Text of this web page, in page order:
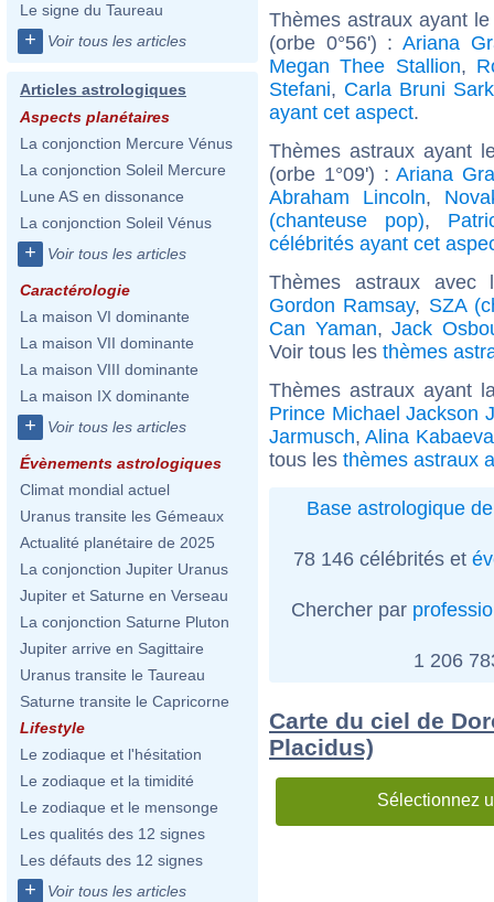
Le signe du Taureau
+ Voir tous les articles
Articles astrologiques
Aspects planétaires
La conjonction Mercure Vénus
La conjonction Soleil Mercure
Lune AS en dissonance
La conjonction Soleil Vénus
+ Voir tous les articles
Caractérologie
La maison VI dominante
La maison VII dominante
La maison VIII dominante
La maison IX dominante
+ Voir tous les articles
Évènements astrologiques
Climat mondial actuel
Uranus transite les Gémeaux
Actualité planétaire de 2025
La conjonction Jupiter Uranus
Jupiter et Saturne en Verseau
La conjonction Saturne Pluton
Jupiter arrive en Sagittaire
Uranus transite le Taureau
Saturne transite le Capricorne
Lifestyle
Le zodiaque et l'hésitation
Le zodiaque et la timidité
Le zodiaque et le mensonge
Les qualités des 12 signes
Les défauts des 12 signes
+ Voir tous les articles
Thèmes astraux ayant
(orbe 0°56') : Ariana
Megan Thee Stallion,
Stefani, Carla Bruni
ayant cet aspect.
Thèmes astraux ayant
(orbe 1°09') :Ariana
Abraham Lincoln,
(chanteuse pop),
célébrités ayant cet
Thèmes astraux
Gordon Ramsay, SZA
Can Yaman,Jack
Voir tous les thèmes
Thèmes astraux ayant
Prince Michael Jackson
Jarmusch,Alina Kabaeva
tous les thèmes astraux
Base astrologique
78 146 célébrités et
Chercher par
1 206
Carte du ciel de
Placidus)
Sélectionnez